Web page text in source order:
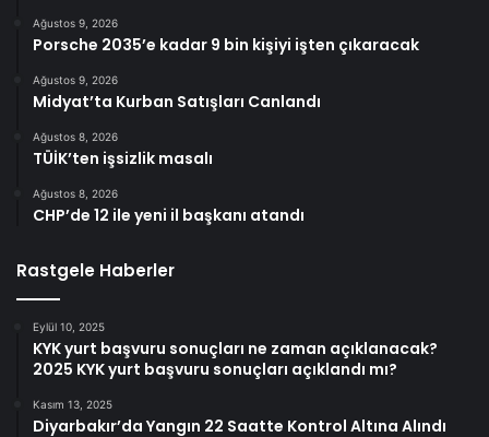
Ağustos 9, 2026
Porsche 2035’e kadar 9 bin kişiyi işten çıkaracak
Ağustos 9, 2026
Midyat’ta Kurban Satışları Canlandı
Ağustos 8, 2026
TÜİK’ten işsizlik masalı
Ağustos 8, 2026
CHP’de 12 ile yeni il başkanı atandı
Rastgele Haberler
Eylül 10, 2025
KYK yurt başvuru sonuçları ne zaman açıklanacak?
2025 KYK yurt başvuru sonuçları açıklandı mı?
Kasım 13, 2025
Diyarbakır’da Yangın 22 Saatte Kontrol Altına Alındı